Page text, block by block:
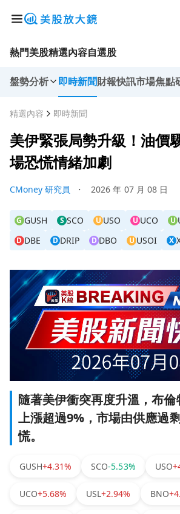
熱門美股精選內容自選股
盤勢分析 即時新聞財報快訊市場焦點
精選內容 即時新聞
美伊緊張局勢升級！油價
場恐慌情緒加劇
CMoney 研究員 ・ 2026 年 07 月 08 日
G GUSH S SCO U USO U UCO U
D DBE D DRIP D DBO U USOI X
隨著美伊衝突再度升溫，布
上漲超過9%，市場由供應過
慌。
GUSH+4.31% SCO-5.53% USO
UCO+5.68% USL+2.94% BNO